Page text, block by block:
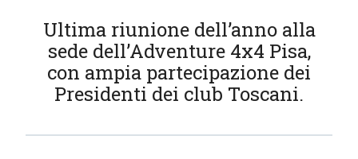
Ultima riunione dell’anno alla
sede dell’Adventure 4x4 Pisa,
con ampia partecipazione dei
Presidenti dei club Toscani.